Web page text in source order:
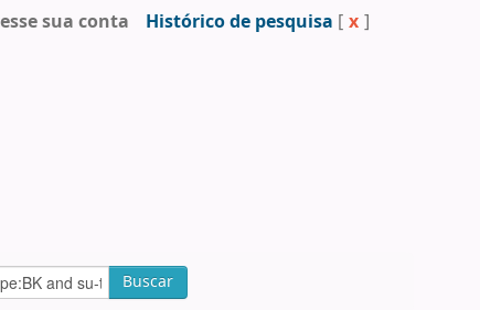
sua conta Histórico de pesquisa [ x ]
Buscar